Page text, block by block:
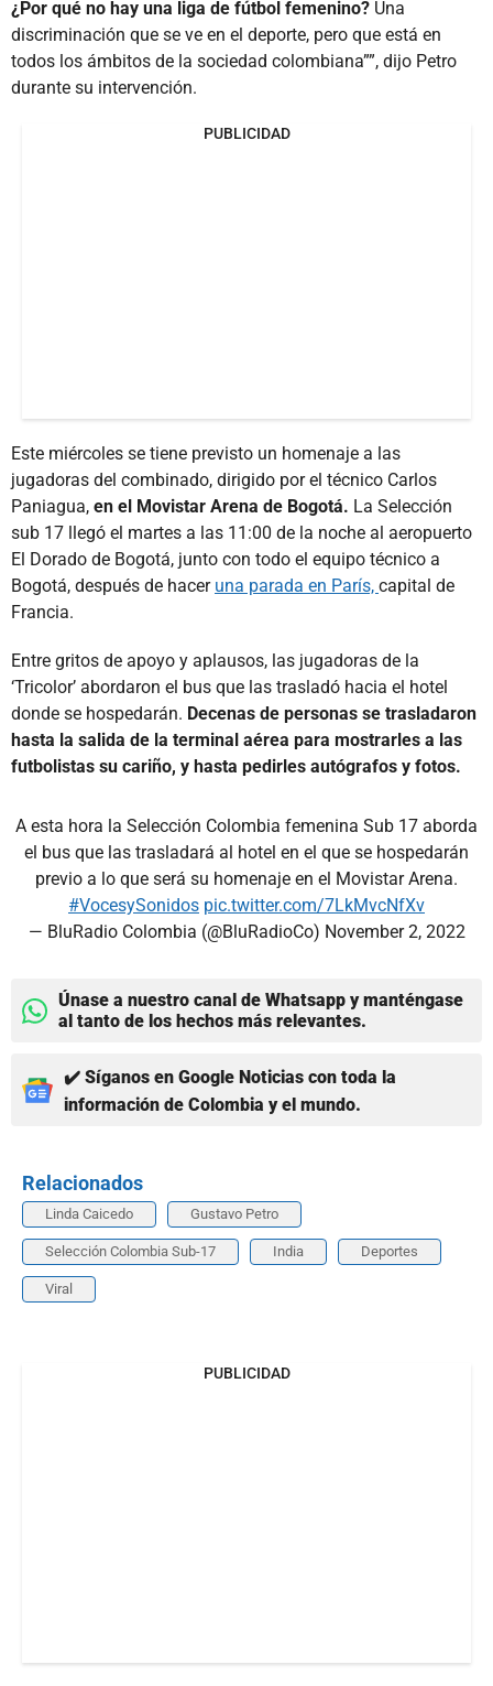
¿Por qué no hay una liga de fútbol femenino? Una
discriminación que se ve en el deporte, pero que está en
todos los ámbitos de la sociedad colombiana””, dijo Petro
durante su intervención.
PUBLICIDAD
Este miércoles se tiene previsto un homenaje a las
jugadoras del combinado, dirigido por el técnico Carlos
Paniagua, en el Movistar Arena de Bogotá. La Selección
sub 17 llegó el martes a las 11:00 de la noche al aeropuerto
El Dorado de Bogotá, junto con todo el equipo técnico a
Bogotá, después de hacer una parada en París, capital de
Francia.
Entre gritos de apoyo y aplausos, las jugadoras de la
‘Tricolor’ abordaron el bus que las trasladó hacia el hotel
donde se hospedarán. Decenas de personas se trasladaron
hasta la salida de la terminal aérea para mostrarles a las
futbolistas su cariño, y hasta pedirles autógrafos y fotos.
A esta hora la Selección Colombia femenina Sub 17 aborda
el bus que las trasladará al hotel en el que se hospedarán
previo a lo que será su homenaje en el Movistar Arena.
#VocesySonidos pic.twitter.com/7LkMvcNfXv
— BluRadio Colombia (@BluRadioCo) November 2, 2022
Únase a nuestro canal de Whatsapp y manténgase
al tanto de los hechos más relevantes.
✔️ Síganos en Google Noticias con toda la
información de Colombia y el mundo.
Relacionados
Linda Caicedo Gustavo Petro
Selección Colombia Sub-17 India Deportes
Viral
PUBLICIDAD